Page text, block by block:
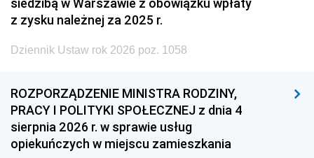
2002 2001
1999 1998
1993 1992 1991
1990 1989
1987 1986 1985
z zysku należnej za 2025 r.
Dziennik Ustaw rok 2026 poz. 1058
ROZPORZĄDZENIE MINISTRA RODZINY,
PRACY I POLITYKI SPOŁECZNEJ z dnia 4
sierpnia 2026 r. w sprawie usług
opiekuńczych w miejscu zamieszkania